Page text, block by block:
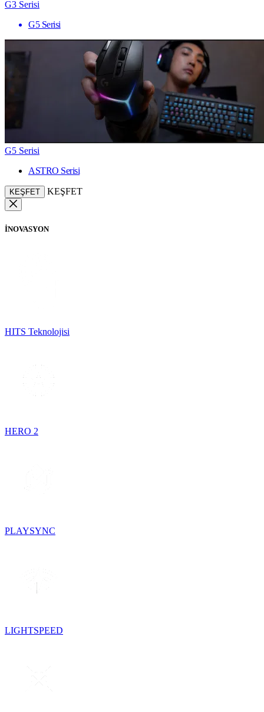
G3 Serisi
G5 Serisi
G5 Serisi
ASTRO Serisi
KEŞFET KEŞFET
İNOVASYON
HITS Teknolojisi
HERO 2
PLAYSYNC
LIGHTSPEED